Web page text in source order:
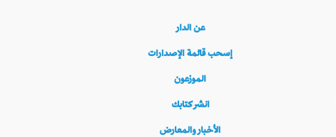
عن الدار
إسحب قائمة الإصدارات
الموزعون
انشر كتابك
الأخبار والمعارض